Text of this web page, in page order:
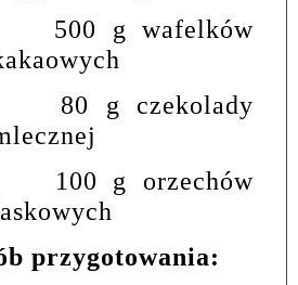
500 g wafelków
80 g czekolady
100 g orzechów
przygotowania: